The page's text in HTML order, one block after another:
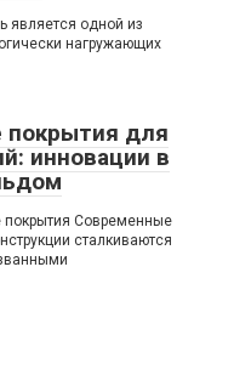
является одной из
нагружающих
покрытия для
инновации в
покрытия Современные
сталкиваются